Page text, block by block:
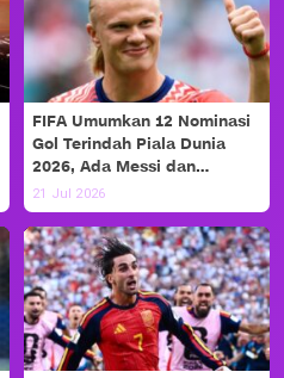
FIFA Umumkan 12 Nominasi
Gol Terindah Piala Dunia
2026, Ada Messi dan
Haaland!
21 Jul 2026